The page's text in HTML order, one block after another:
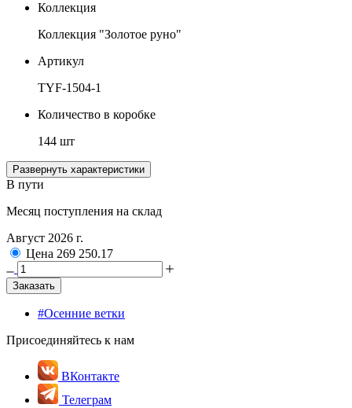
Коллекция
Коллекция "Золотое руно"
Артикул
TYF-1504-1
Количество в коробке
144 шт
Развернуть характеристики
В пути
Месяц поступления на склад
Август 2026 г.
Цена 269 250.17
Заказать
#Осенние ветки
Присоединяйтесь к нам
ВКонтакте
Телеграм